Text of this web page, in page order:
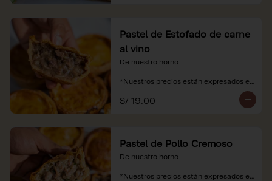
Pastel de Estofado de carne
al vino
De nuestro horno
*Nuestros precios están expresados en
recargo al consumo.
S/ 19.00
Pastel de Pollo Cremoso
De nuestro horno
*Nuestros precios están expresados en